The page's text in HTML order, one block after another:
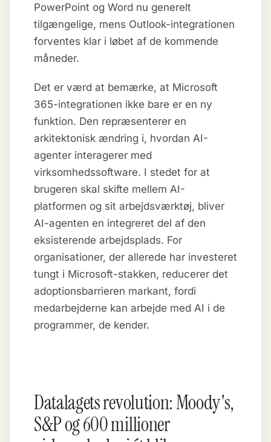
PowerPoint og Word nu generelt
tilgængelige, mens Outlook-integrationen
forventes klar i løbet af de kommende
måneder.
Det er værd at bemærke, at Microsoft
365-integrationen ikke bare er en ny
funktion. Den repræsenterer en
arkitektonisk ændring i, hvordan AI-
agenter interagerer med
virksomhedssoftware. I stedet for at
brugeren skal skifte mellem AI-
platformen og sit arbejdsværktøj, bliver
AI-agenten en integreret del af den
eksisterende arbejdsplads. For
organisationer, der allerede har investeret
tungt i Microsoft-stakken, reducerer det
adoptionsbarrieren markant, fordi
medarbejderne kan arbejde med AI i de
programmer, de kender.
Datalagets revolution: Moody's,
S&P og 600 millioner